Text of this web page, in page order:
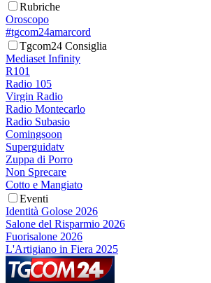
Rubriche
Oroscopo
#tgcom24amarcord
Tgcom24 Consiglia
Mediaset Infinity
R101
Radio 105
Virgin Radio
Radio Montecarlo
Radio Subasio
Comingsoon
Superguidatv
Zuppa di Porro
Non Sprecare
Cotto e Mangiato
Eventi
Identità Golose 2026
Salone del Risparmio 2026
Fuorisalone 2026
L'Artigiano in Fiera 2025